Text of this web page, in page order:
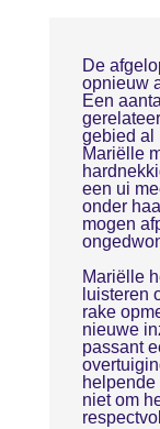
De
opnieuw
Een
gebied al
Mariëlle
een ui
onder
mogen
Mariëlle
luisteren
rake
nieuwe
passant
helpende
niet om